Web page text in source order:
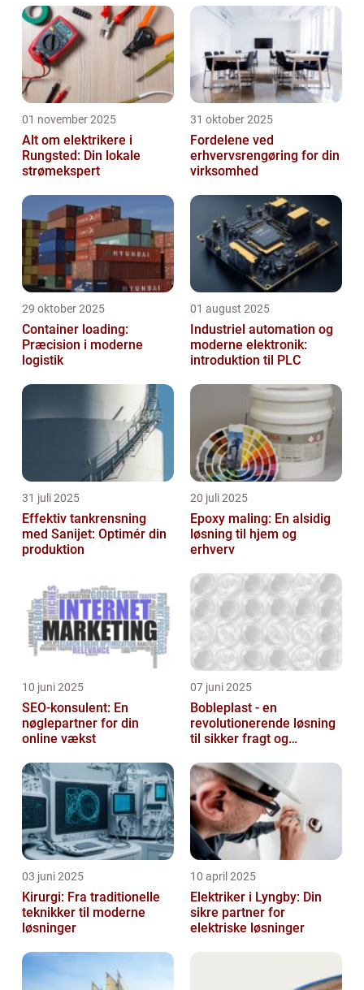
01 november 2025
Alt om elektrikere i
Rungsted: Din lokale
strømekspert
31 oktober 2025
Fordelene ved
erhvervsrengøring for din
virksomhed
29 oktober 2025
Container loading:
Præcision i moderne
logistik
01 august 2025
Industriel automation og
moderne elektronik:
introduktion til PLC
31 juli 2025
Effektiv tankrensning
med Sanijet: Optimér din
produktion
20 juli 2025
Epoxy maling: En alsidig
løsning til hjem og
erhverv
10 juni 2025
SEO-konsulent: En
nøglepartner for din
online vækst
07 juni 2025
Bobleplast - en
revolutionerende løsning
til sikker fragt og
03 juni 2025
Kirurgi: Fra traditionelle
teknikker til moderne
løsninger
10 april 2025
Elektriker i Lyngby: Din
sikre partner for
elektriske løsninger